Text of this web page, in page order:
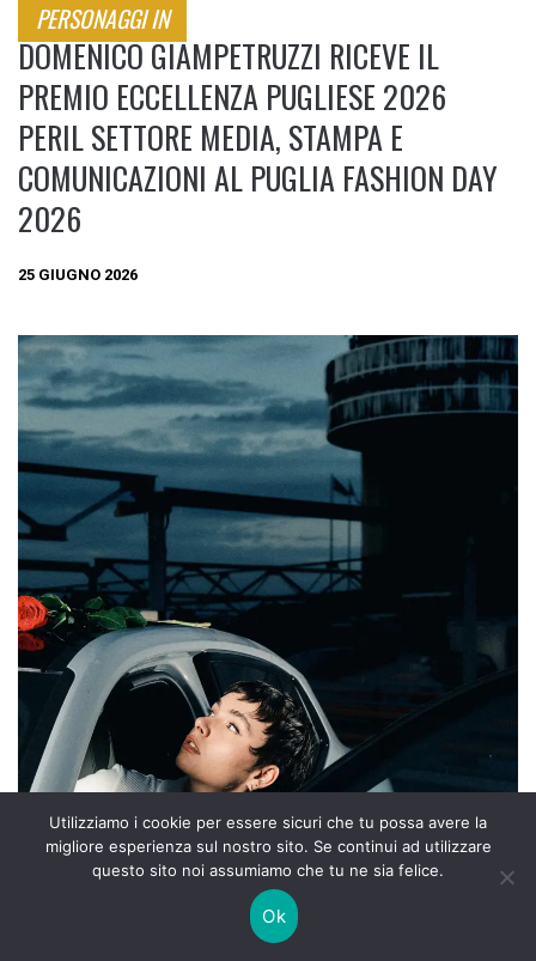
PERSONAGGI IN
DOMENICO GIAMPETRUZZI RICEVE IL
PREMIO ECCELLENZA PUGLIESE 2026
PERIL SETTORE MEDIA, STAMPA E
COMUNICAZIONI AL PUGLIA FASHION DAY
2026
25 GIUGNO 2026
Utilizziamo i cookie per essere sicuri che tu possa avere la
migliore esperienza sul nostro sito. Se continui ad utilizzare
questo sito noi assumiamo che tu ne sia felice.
Ok